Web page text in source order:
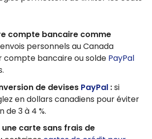
compte bancaire comme
personnels au Canada
compte bancaire ou solde PayPal
de devises PayPal :si
en dollars canadiens pour éviter
de 3 à 4 %.
une carte sans frais de